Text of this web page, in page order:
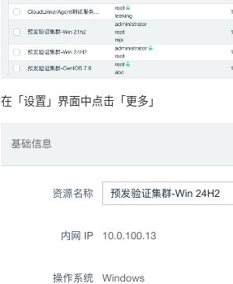
在「设置」界面中点击「更多」